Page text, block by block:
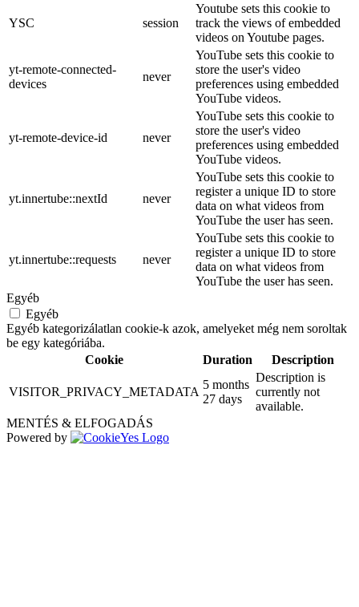
YSC session
Youtube sets this cookie to
track the views of embedded
videos on Youtube pages.
yt-remote-connected-
devices
never
YouTube sets this cookie to
store the user's video
preferences using embedded
YouTube videos.
yt-remote-device-id never
YouTube sets this cookie to
store the user's video
preferences using embedded
YouTube videos.
yt.innertube::nextId never
YouTube sets this cookie to
register a unique ID to store
data on what videos from
YouTube the user has seen.
yt.innertube::requests never
YouTube sets this cookie to
register a unique ID to store
data on what videos from
YouTube the user has seen.
Egyéb
Egyéb
Egyéb kategorizálatlan cookie-k azok, amelyeket még nem soroltak
be egy kategóriába.
Cookie
Duration Description
VISITOR_PRIVACY_METADATA
5 months
27 days
Description is
currently not
available.
MENTÉS & ELFOGADÁS
Powered by